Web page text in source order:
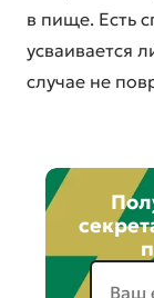
в пище. Есть
усваивается
случае не